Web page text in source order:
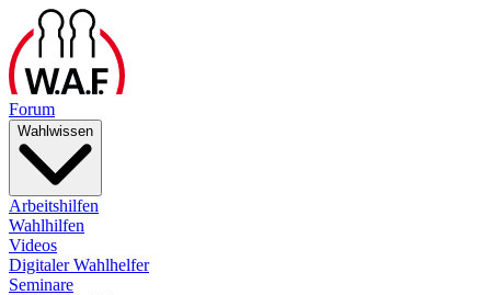
Forum
Wahlwissen
Arbeitshilfen
Wahlhilfen
Videos
Digitaler Wahlhelfer
Seminare